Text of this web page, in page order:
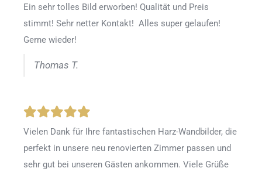
Ein sehr tolles Bild erworben! Qualität und Preis
stimmt! Sehr netter Kontakt! Alles super gelaufen!
Gerne wieder!
Thomas T.
Vielen Dank für Ihre fantastischen Harz-Wandbilder, die
perfekt in unsere neu renovierten Zimmer passen und
sehr gut bei unseren Gästen ankommen. Viele Grüße